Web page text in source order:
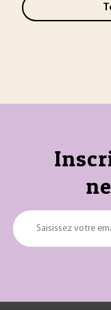
Saisissez votre